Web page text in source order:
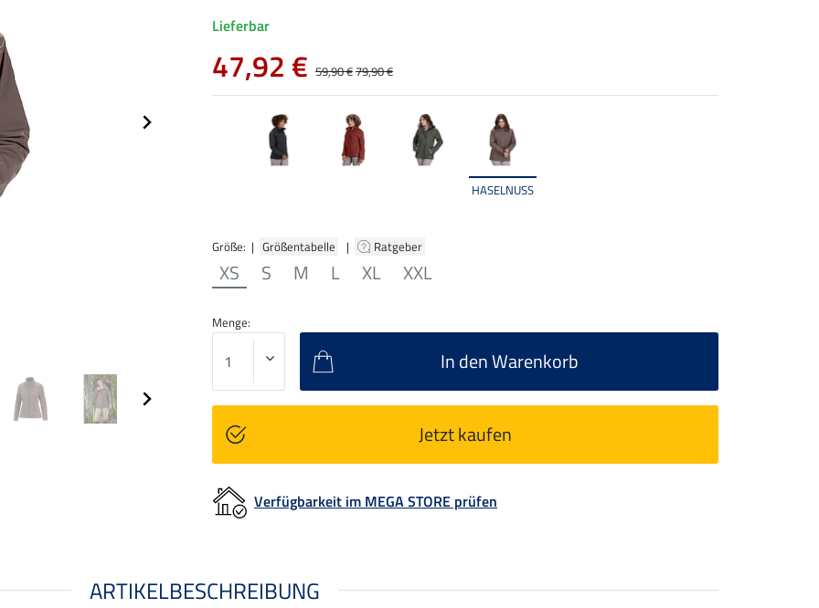
HASELNUSS
Größe: | Größentabelle | Ratgeber
XS S M L XL XXL
Lieferbar
47,92 € 59,90 €79,90 €
Menge:
In den Warenkorb
Jetzt kaufen
Verfügbarkeit im MEGA STORE prüfen
ARTIKELBESCHREIBUNG